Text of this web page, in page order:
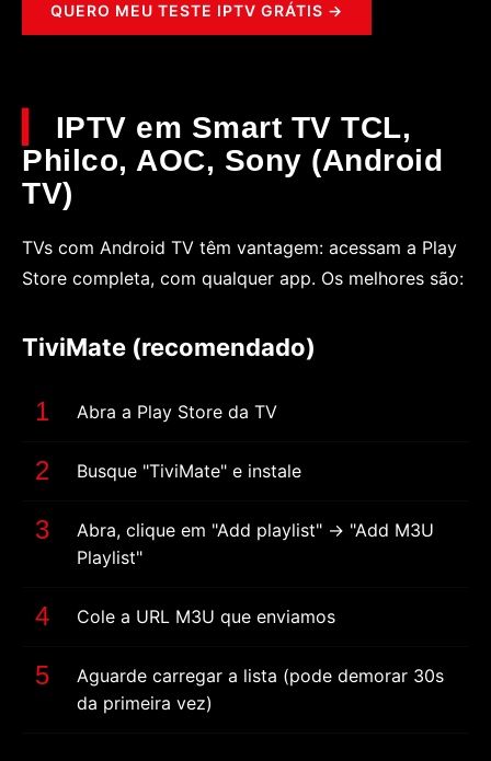
QUERO MEU TESTE IPTV GRÁTIS →
IPTV em Smart TV TCL,
Philco, AOC, Sony (Android
TV)
TVs com Android TV têm vantagem: acessam a Play
Store completa, com qualquer app. Os melhores são:
TiviMate (recomendado)
Abra a Play Store da TV
Busque "TiviMate" e instale
Abra, clique em "Add playlist" → "Add M3U
Playlist"
Cole a URL M3U que enviamos
Aguarde carregar a lista (pode demorar 30s
da primeira vez)